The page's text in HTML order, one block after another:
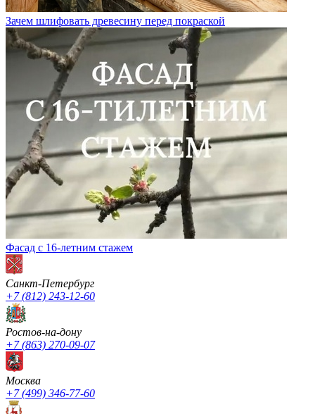
Зачем шлифовать древесину перед покраской
Фасад с 16-летним стажем
Санкт-Петербург
+7 (812) 243-12-60
Ростов-на-дону
+7 (863) 270-09-07
Москва
+7 (499) 346-77-60